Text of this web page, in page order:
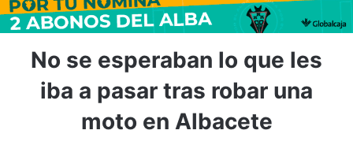
No se esperaban lo que les
iba a pasar tras robar una
moto en Albacete